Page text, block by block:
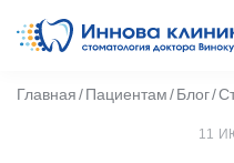
Главная Пациентам Блог
11